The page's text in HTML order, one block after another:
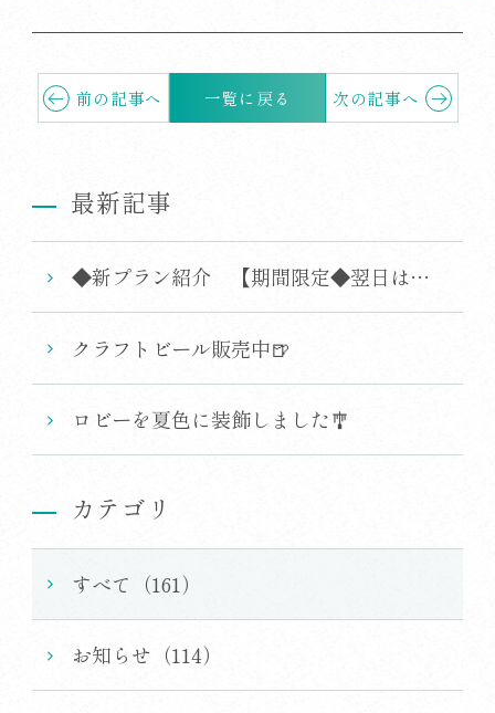
前の記事へ 一覧に戻る 次の記事へ
最新記事
◆新プラン紹介 【期間限定◆翌日はブルーベリー狩りへ】ナハタファーム収穫体験付きプラン～A5飛騨牛の会席＜1泊2食＞
クラフトビール販売中🍺
ロビーを夏色に装飾しました🎐
カテゴリ
すべて（161）
お知らせ（114）